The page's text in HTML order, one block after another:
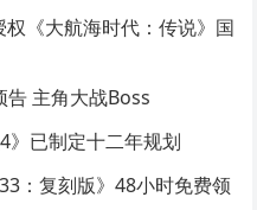
《大航海时代：传说》国
告 主角大战Boss
》已制定十二年规划
：复刻版》48小时免费领